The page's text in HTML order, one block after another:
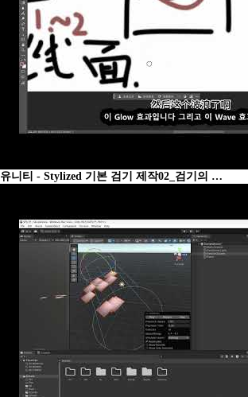
유니티 - Stylized 기본 검기 제작02_검기의 …